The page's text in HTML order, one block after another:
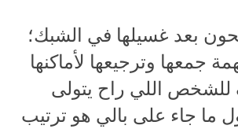
بعد غسيلها في الشبك؛
جمعها وترجيعها لأماكنها
اللي راح يتولى
ما جاء على بالي هو ترتيب